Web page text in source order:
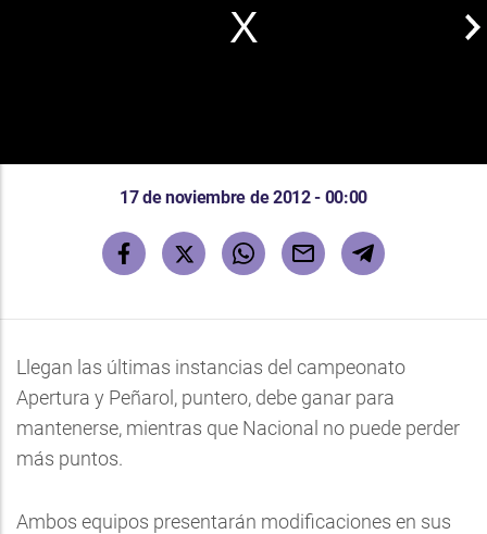
17 de noviembre de 2012 - 00:00
Llegan las últimas instancias del campeonato
Apertura y Peñarol, puntero, debe ganar para
mantenerse, mientras que Nacional no puede perder
más puntos.
Ambos equipos presentarán modificaciones en sus